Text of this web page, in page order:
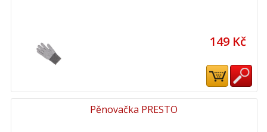
149 Kč
Pěnovačka PRESTO